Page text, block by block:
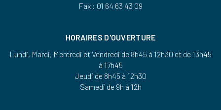
Fax : 01 64 63 43 09
HORAIRES D'OUVERTURE
Lundi, Mardi, Mercredi et Vendredi de 8h45 à 12h30 et de 13h45
à 17h45
Jeudi de 8h45 à 12h30
Samedi de 9h à 12h